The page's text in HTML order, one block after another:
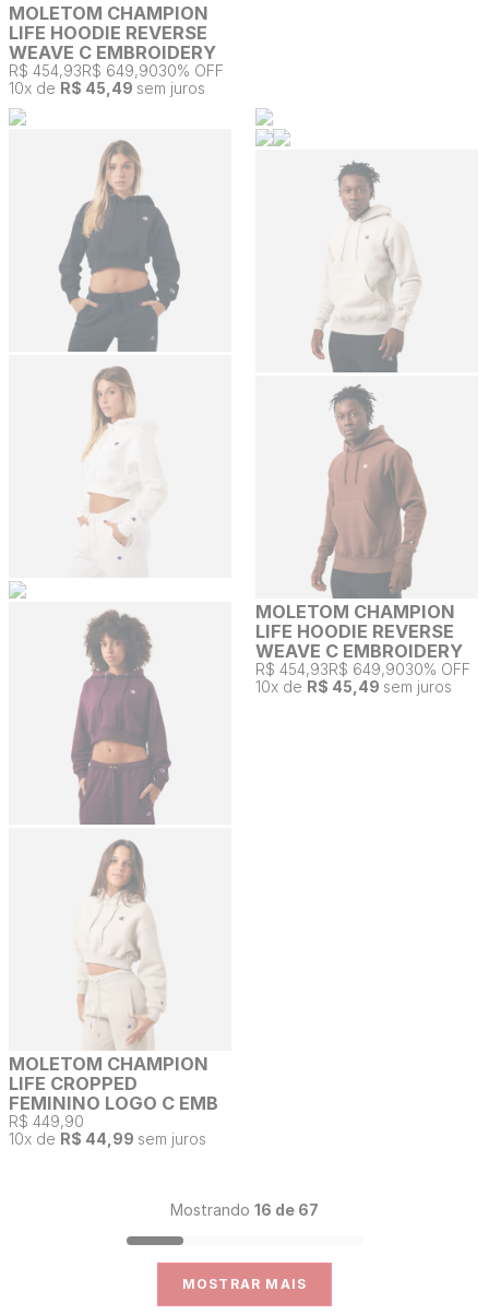
MOLETOM CHAMPION
LIFE HOODIE REVERSE
WEAVE C EMBROIDERY
R$ 454,93R$ 649,9030% OFF
10x de R$ 45,49 sem juros
MOLETOM CHAMPION
LIFE CROPPED
FEMININO LOGO C EMB
R$ 449,90
10x de R$ 44,99 sem juros
MOLETOM CHAMPION
LIFE HOODIE REVERSE
WEAVE C EMBROIDERY
R$ 454,93R$ 649,9030% OFF
10x de R$ 45,49 sem juros
Mostrando 16 de 67
MOSTRAR MAIS